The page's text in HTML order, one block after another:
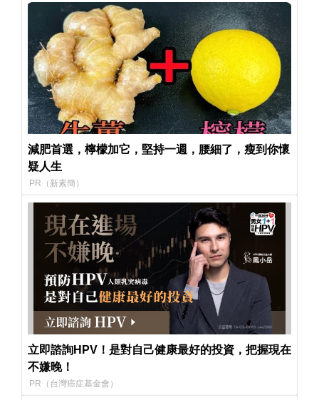
減肥首選，檸檬加它，堅持一週，腰細了，瘦到你懷
疑人生
PR（新素簡）
立即諮詢HPV！是對自己健康最好的投資，把握現在
不嫌晚！
PR（台灣癌症基金會）